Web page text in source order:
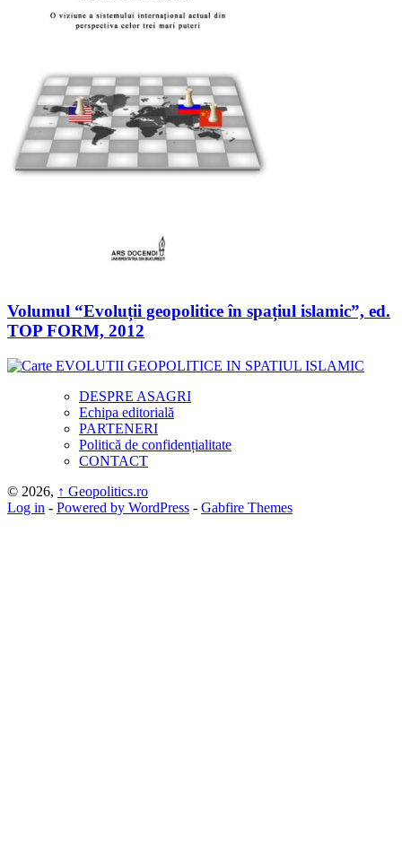
Volumul “Evoluții geopolitice în spațiul islamic”, ed.
TOP FORM, 2012
DESPRE ASAGRI
Echipa editorială
PARTENERI
Politică de confidențialitate
CONTACT
© 2026, ↑ Geopolitics.ro
Log in - Powered by WordPress - Gabfire Themes